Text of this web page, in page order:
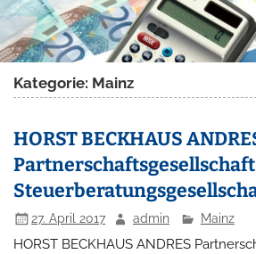
Kategorie: Mainz
HORST BECKHAUS
Partnerschaftsgesellschaft
27. April 2017 admin Mainz
HORST BECKHAUS ANDRES